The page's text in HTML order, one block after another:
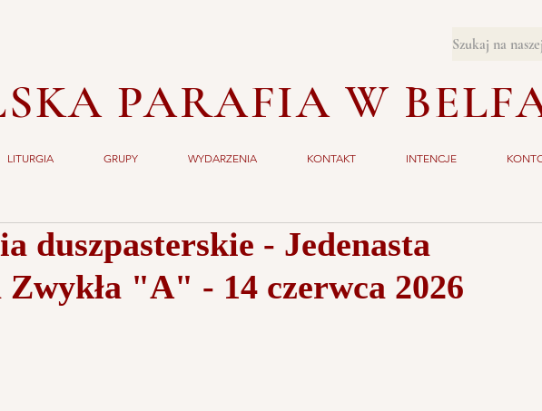
PARAFIA W
LITURGIA GRUPY WYDARZENIA KONTAKT INTENCJE
duszpasterskie - Jedenasta
Zwykła "A" - 14 czerwca 2026